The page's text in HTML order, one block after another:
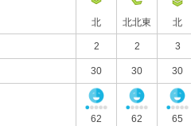
北 北北東 北
2 2 3
30 30 30
62 62 65